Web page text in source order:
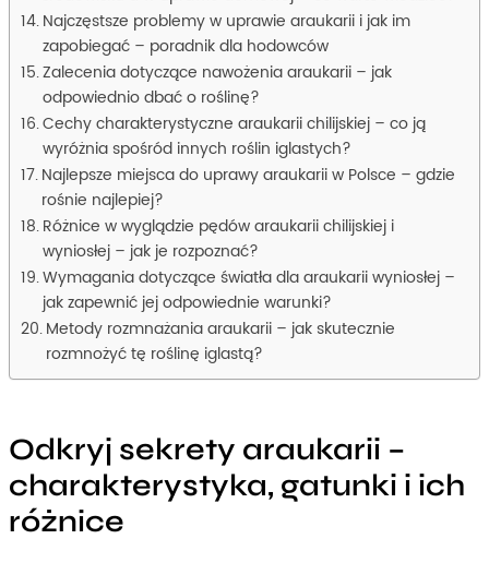
Najczęstsze problemy w uprawie araukarii i jak im
zapobiegać – poradnik dla hodowców
Zalecenia dotyczące nawożenia araukarii – jak
odpowiednio dbać o roślinę?
Cechy charakterystyczne araukarii chilijskiej – co ją
wyróżnia spośród innych roślin iglastych?
Najlepsze miejsca do uprawy araukarii w Polsce – gdzie
rośnie najlepiej?
Różnice w wyglądzie pędów araukarii chilijskiej i
wyniosłej – jak je rozpoznać?
Wymagania dotyczące światła dla araukarii wyniosłej –
jak zapewnić jej odpowiednie warunki?
Metody rozmnażania araukarii – jak skutecznie
rozmnożyć tę roślinę iglastą?
Odkryj sekrety araukarii –
charakterystyka, gatunki i ich
różnice